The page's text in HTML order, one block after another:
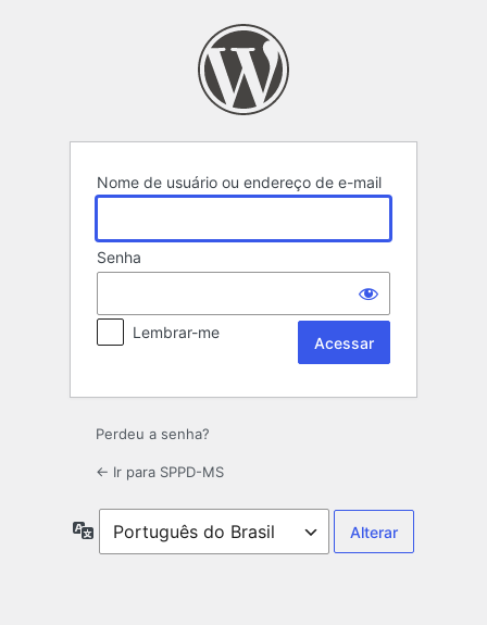
Nome de usuário ou endereço de e-mail
Senha
Lembrar-me
Perdeu a senha?
← Ir para SPPD-MS
Idioma